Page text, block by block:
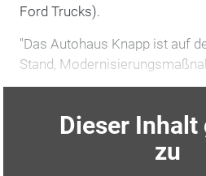
Ford Trucks).
"Das Autohaus Knapp ist auf
Stand,
Dieser
zu